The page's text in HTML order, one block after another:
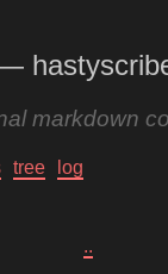
markdown
tree log
..